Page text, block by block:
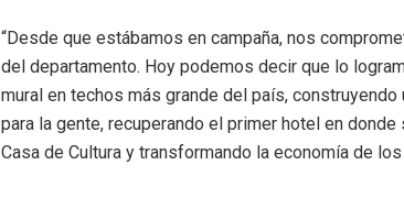
“Desde que estábamos en campaña, nos
del departamento. Hoy podemos decir que lo
mural en techos más grande del país,
para la gente, recuperando el primer hotel en
Casa de Cultura y transformando la economía de